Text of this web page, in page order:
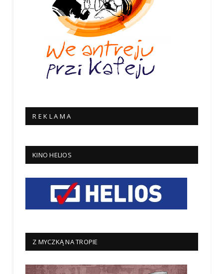
R E K L A M A
KINO HELIOS
Z MYCZKĄ NA TROPIE